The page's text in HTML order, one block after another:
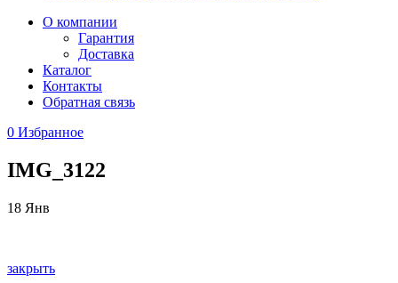
О компании
Гарантия
Доставка
Каталог
Контакты
Обратная связь
0 Избранное
IMG_3122
18 Янв
закрыть